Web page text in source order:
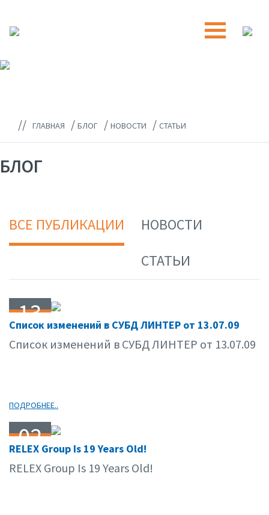
// ГЛАВНАЯ / БЛОГ / НОВОСТИ / СТАТЬИ
БЛОГ
ВСЕ ПУБЛИКАЦИИ
НОВОСТИ
СТАТЬИ
13
07.09
Список изменений в СУБД ЛИНТЕР от 13.07.09
Список изменений в СУБД ЛИНТЕР от 13.07.09
ПОДРОБНЕЕ..
02
07.09
RELEX Group Is 19 Years Old!
RELEX Group Is 19 Years Old!